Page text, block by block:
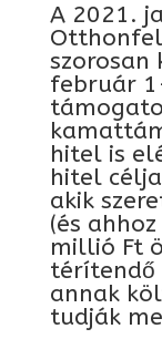
A 2021.
szorosan
február
hitel is
hitel
akik
(és
millió Ft
térítendő
annak
tudják